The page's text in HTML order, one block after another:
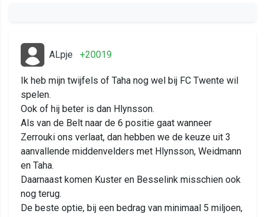
ALpje +20019
Ik heb mijn twijfels of Taha nog wel bij FC Twente wil
spelen.
Ook of hij beter is dan Hlynsson.
Als van de Belt naar de 6 positie gaat wanneer
Zerrouki ons verlaat, dan hebben we de keuze uit 3
aanvallende middenvelders met Hlynsson, Weidmann
en Taha.
Daarnaast komen Kuster en Besselink misschien ook
nog terug.
De beste optie, bij een bedrag van minimaal 5 miljoen,